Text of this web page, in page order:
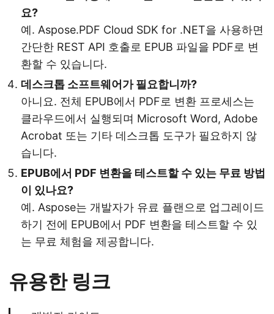
요?
예. Aspose.PDF Cloud SDK for .NET을 사용하면
간단한 REST API 호출로 EPUB 파일을 PDF로 변
환할 수 있습니다.
데스크톱 소프트웨어가 필요합니까?
아니요. 전체 EPUB에서 PDF로 변환 프로세스는
클라우드에서 실행되며 Microsoft Word, Adobe
Acrobat 또는 기타 데스크톱 도구가 필요하지 않
습니다.
EPUB에서 PDF 변환을 테스트할 수 있는 무료 방법
이 있나요?
예. Aspose는 개발자가 유료 플랜으로 업그레이드
하기 전에 EPUB에서 PDF 변환을 테스트할 수 있
는 무료 체험을 제공합니다.
유용한 링크